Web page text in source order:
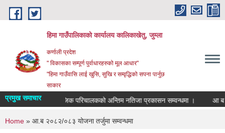
Skip to main content
हिमा गाउँपालिकाकाे कार्यालय कालिकाखेतु, जुम्ला
कर्णाली प्रदेश
" विकासका सम्पूर्ण पुर्वाधारहरुको मूल आधार"
"हिमा गाउँवासि लाई खुसि, सुखि र सम्वृद्धिको सपना पार्नुछ
साकार
प्रमुख समाचार
वास प्राविधिक र सामाजिक परिचालकको अन्तिम नतिजा प्रकासन सम्वन्धमा । आ ब
You are here
Home » आ.ब २०८२/०८३ योजना तर्जुमा सम्वन्धमा